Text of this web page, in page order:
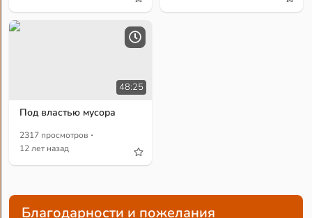
48:25
Под властью мусора
2317 просмотров ·
12 лет назад
Благодарности и пожелания